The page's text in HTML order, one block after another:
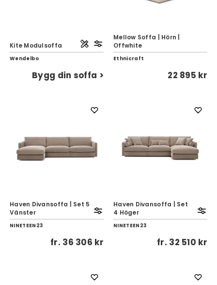
Kite Modulsoffa
Wendelbo
Bygg din soffa >
Mellow Soffa | Hörn |
Offwhite
Ethnicraft
22 895 kr
Haven Divansoffa | Set 5
Vänster
NINETEEN23
fr. 36 306 kr
Haven Divansoffa | Set
4 Höger
NINETEEN23
fr. 32 510 kr